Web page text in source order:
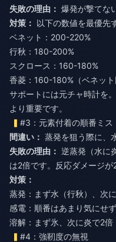
失敗の理由： 爆発が撃てな
対策： 以下の数値を最優先
ベネット：200-220%
行秋：180-200%
スクロース：160-180%
香菱：160-180%（ベネット
サポートには元チャ時計を
より重要です。
#3：元素付着の順番ミス
間違い： 蒸発を狙う際に、
失敗の理由： 逆蒸発（水に
は2倍です。反応ダメージが
対策：
蒸発：まず水（行秋）、次に
感電：順番はあまり気にせ
溶解：まず氷、次に炎で2倍
#4：強靭度の無視